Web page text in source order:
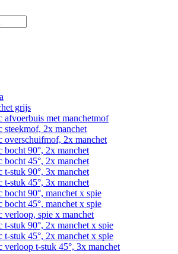
grijs
afvoerbuis met manchetmof
steekmof, 2x manchet
overschuifmof, 2x manchet
bocht 90°, 2x manchet
bocht 45°, 2x manchet
t-stuk 90°, 3x manchet
t-stuk 45°, 3x manchet
bocht 90°, manchet x spie
bocht 45°, manchet x spie
verloop, spie x manchet
t-stuk 90°, 2x manchet x spie
t-stuk 45°, 2x manchet x spie
verloop t-stuk 45°, 3x manchet